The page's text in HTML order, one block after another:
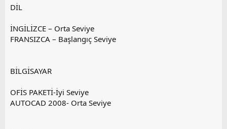
DİL
İNGİLİZCE – Orta Seviye
FRANSIZCA – Başlangıç Seviye
BİLGİSAYAR
OFİS PAKETİ-İyi Seviye
AUTOCAD 2008- Orta Seviye